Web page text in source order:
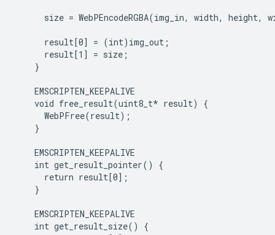
size = WebPEncodeRGBA(img_in, width, height,
      result[0] = (int)img_out;
      result[1] = size;
    }
    EMSCRIPTEN_KEEPALIVE
    void free_result(uint8_t*
result) {
      WebPFree(result);
    }
    EMSCRIPTEN_KEEPALIVE
    int get_result_pointer() {
      return result[0];
    }
    EMSCRIPTEN_KEEPALIVE
    int get_result_size() {